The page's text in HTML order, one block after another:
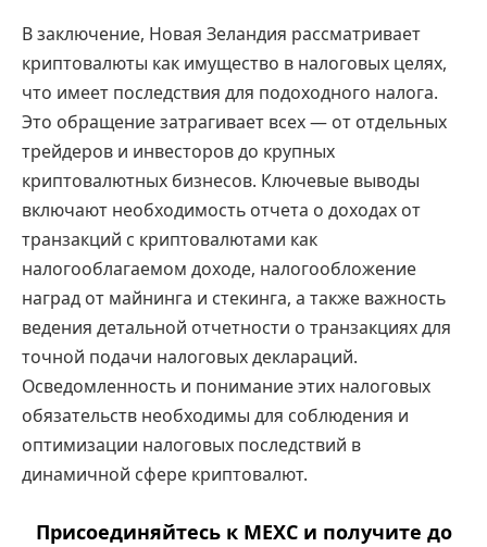
В заключение, Новая Зеландия рассматривает
криптовалюты как имущество в налоговых целях,
что имеет последствия для подоходного налога.
Это обращение затрагивает всех — от отдельных
трейдеров и инвесторов до крупных
криптовалютных бизнесов. Ключевые выводы
включают необходимость отчета о доходах от
транзакций с криптовалютами как
налогооблагаемом доходе, налогообложение
наград от майнинга и стекинга, а также важность
ведения детальной отчетности о транзакциях для
точной подачи налоговых деклараций.
Осведомленность и понимание этих налоговых
обязательств необходимы для соблюдения и
оптимизации налоговых последствий в
динамичной сфере криптовалют.
Присоединяйтесь к MEXC и получите до